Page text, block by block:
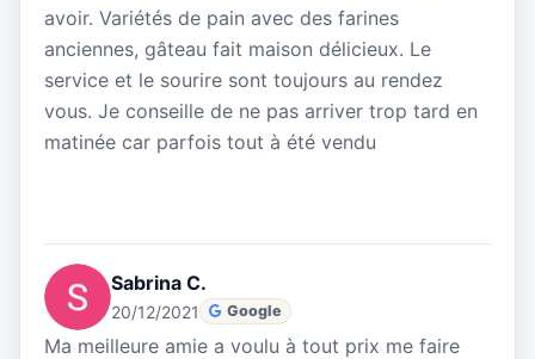
avoir. Variétés de pain avec des farines
anciennes, gâteau fait maison délicieux. Le
service et le sourire sont toujours au rendez
vous. Je conseille de ne pas arriver trop tard en
matinée car parfois tout à été vendu
Sabrina C.
20/12/2021 Google
Ma meilleure amie a voulu à tout prix me faire